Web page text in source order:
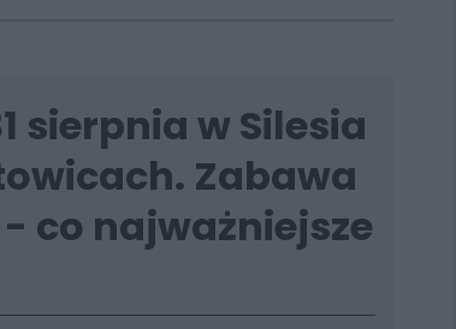
sierpnia w Silesia
Zabawa
co najważniejsze